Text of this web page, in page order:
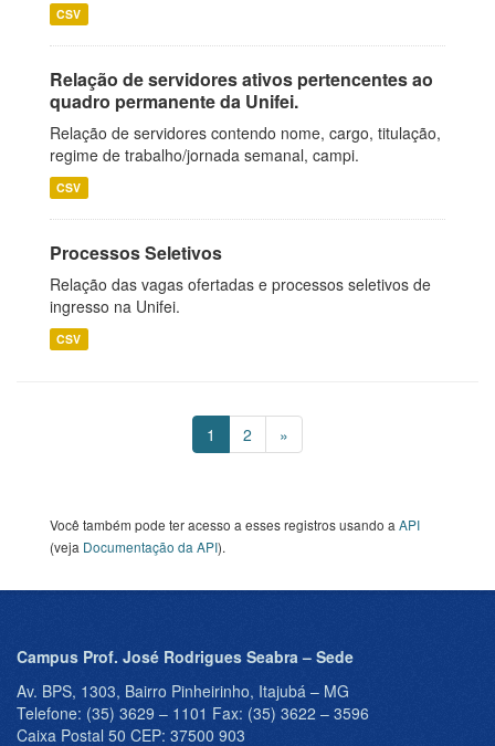
CSV
Relação de servidores ativos pertencentes ao
quadro permanente da Unifei.
Relação de servidores contendo nome, cargo, titulação,
regime de trabalho/jornada semanal, campi.
CSV
Processos Seletivos
Relação das vagas ofertadas e processos seletivos de
ingresso na Unifei.
CSV
1 2 »
Você também pode ter acesso a esses registros usando a API
(veja Documentação da API).
Campus Prof. José Rodrigues Seabra – Sede
Av. BPS, 1303, Bairro Pinheirinho, Itajubá – MG
Telefone: (35) 3629 – 1101 Fax: (35) 3622 – 3596
Caixa Postal 50 CEP: 37500 903